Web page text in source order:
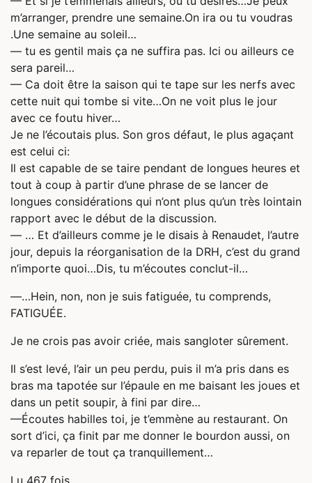
m’arranger, prendre une semaine.On ira ou tu voudras
.Une semaine au soleil…
— tu es gentil mais ça ne suffira pas. Ici ou ailleurs ce
sera pareil…
— Ca doit être la saison qui te tape sur les nerfs avec
cette nuit qui tombe si vite…On ne voit plus le jour
avec ce foutu hiver…
Je ne l’écoutais plus. Son gros défaut, le plus agaçant
est celui ci:
Il est capable de se taire pendant de longues heures et
tout à coup à partir d’une phrase de se lancer de
longues considérations qui n’ont plus qu’un très lointain
rapport avec le début de la discussion.
— … Et d’ailleurs comme je le disais à Renaudet, l’autre
jour, depuis la réorganisation de la DRH, c’est du grand
n’importe quoi…Dis, tu m’écoutes conclut-il…
—…Hein, non, non je suis fatiguée, tu comprends,
FATIGUÉE.
Je ne crois pas avoir criée, mais sangloter sûrement.
Il s’est levé, l’air un peu perdu, puis il m’a pris dans es
bras ma tapotée sur l’épaule en me baisant les joues et
dans un petit soupir, à fini par dire…
—Écoutes habilles toi, je t’emmène au restaurant. On
sort d’ici, ça finit par me donner le bourdon aussi, on
va reparler de tout ça tranquillement…
Lu 467 fois